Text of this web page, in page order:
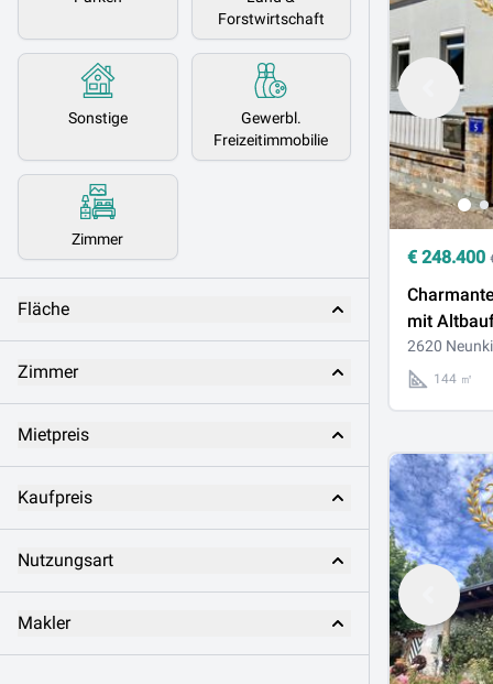
Forstwirtschaft
Sonstige
Gewerbl.
Freizeitimmobilie
Zimmer
Fläche
Zimmer
Mietpreis
Kaufpreis
Nutzungsart
Makler
€ 248.400
mit
bester
2620
144 ㎡